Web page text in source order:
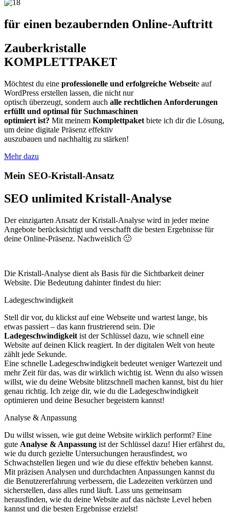
für einen bezaubernden Online-Auftritt
Zauberkristalle
KOMPLETTPAKET
Möchtest du eine professionelle und erfolgreiche Webseite auf
WordPress erstellen lassen, die nicht nur
optisch überzeugt, sondern auch alle rechtlichen Anforderungen
erfüllt und optimal für Suchmaschinen
optimiert ist? Mit meinem Komplettpaket biete ich dir die Lösung,
um deine digitale Präsenz effektiv
auszubauen und nachhaltig zu stärken!
Mehr dazu
Mein SEO-Kristall-Ansatz
SEO unlimited Kristall-Analyse
Der einzigarten Ansatz der Kristall-Analyse wird in jeder meine
Angebote berücksichtigt und verschafft die besten Ergebnisse für
deine Online-Präsenz. Nachweislich 🙂
Die Kristall-Analyse dient als Basis für die Sichtbarkeit deiner
Website. Die Bedeutung dahinter findest du hier:
Ladegeschwindigkeit
Stell dir vor, du klickst auf eine Webseite und wartest lange, bis
etwas passiert – das kann frustrierend sein. Die
Ladegeschwindigkeit ist der Schlüssel dazu, wie schnell eine
Website auf deinen Klick reagiert. In der digitalen Welt von heute
zählt jede Sekunde.
Eine schnelle Ladegeschwindigkeit bedeutet weniger Wartezeit und
mehr Zeit für das, was dir wirklich wichtig ist. Wenn du also wissen
willst, wie du deine Website blitzschnell machen kannst, bist du hier
genau richtig. Ich zeige dir, wie du die Ladegeschwindigkeit
optimieren und deine Besucher begeistern kannst!
Analyse & Anpassung
Du willst wissen, wie gut deine Website wirklich performt? Eine
gute Analyse & Anpassung ist der Schlüssel dazu! Hier erfährst du,
wie du durch gezielte Untersuchungen herausfindest, wo
Schwachstellen liegen und wie du diese effektiv beheben kannst.
Mit präzisen Analysen und durchdachten Anpassungen kannst du
die Benutzererfahrung verbessern, die Ladezeiten verkürzen und
sicherstellen, dass alles rund läuft. Lass uns gemeinsam
herausfinden, wie du deine Website auf das nächste Level heben
kannst und die besten Ergebnisse erzielst!